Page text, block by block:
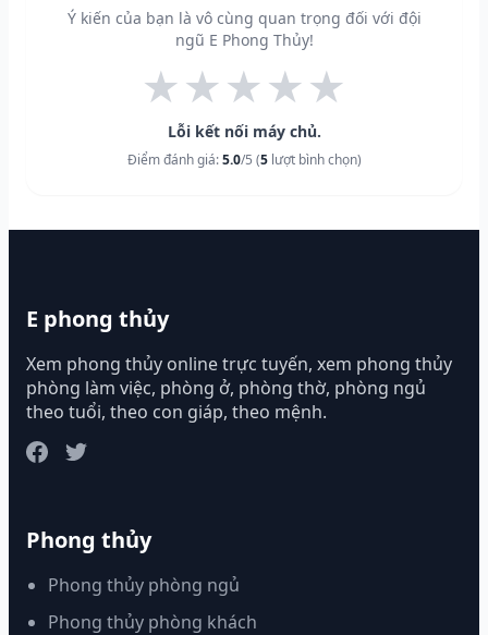
Ý kiến của bạn là vô cùng quan trọng đối với đội
ngũ E Phong Thủy!
★★★★★
Lỗi kết nối máy chủ.
Điểm đánh giá:5.0/5 (5lượt bình chọn)
E phong thủy
Xem phong thủy online trực tuyến, xem phong thủy
phòng làm việc, phòng ở, phòng thờ, phòng ngủ
theo tuổi, theo con giáp, theo mệnh.
Phong thủy
Phong thủy phòng ngủ
Phong thủy phòng khách